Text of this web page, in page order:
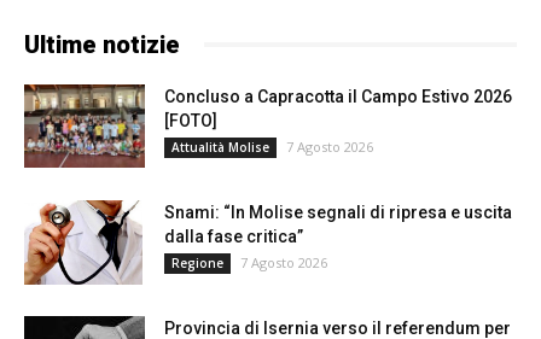
Ultime notizie
Concluso a Capracotta il Campo Estivo 2026
[FOTO]
Attualità Molise 7 Agosto 2026
Snami: “In Molise segnali di ripresa e uscita
dalla fase critica”
Regione 7 Agosto 2026
Provincia di Isernia verso il referendum per